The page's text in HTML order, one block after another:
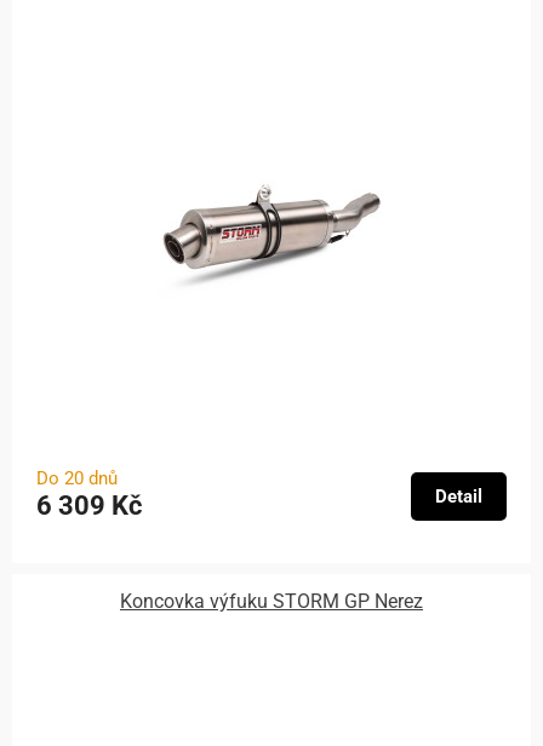
Do 20 dnů
6 309 Kč Detail
Koncovka výfuku STORM GP Nerez